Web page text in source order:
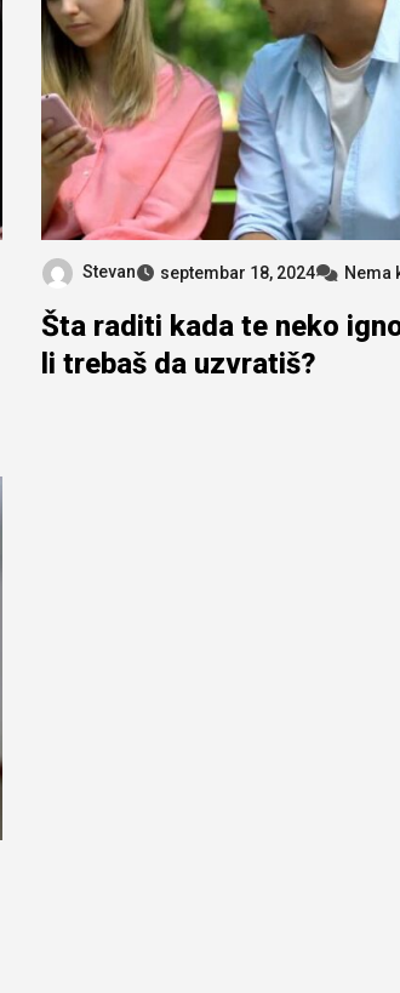
Stevan septembar 18, 2024 Nema
Šta raditi kada te neko
li trebaš da uzvratiš?